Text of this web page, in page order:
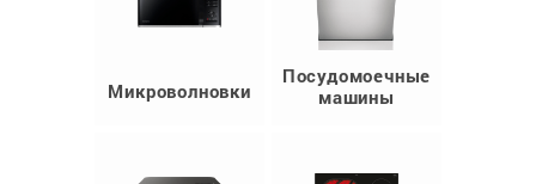
Микроволновки
Посудомоечные
машины